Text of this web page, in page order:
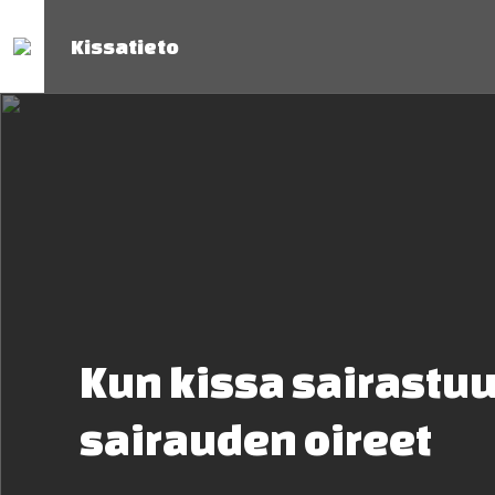
Kissatieto
Kun kissa
sairauden oireet